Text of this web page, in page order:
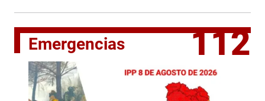
Emergencias 112